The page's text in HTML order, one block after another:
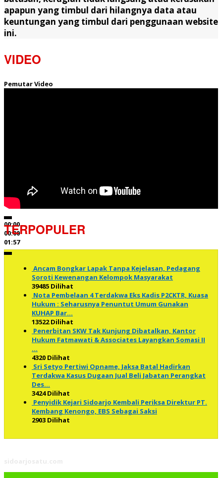
apapun yang timbul dari hilangnya data atau
keuntungan yang timbul dari penggunaan website
ini.
VIDEO
Pemutar Video
00:00
00:00
01:57
TERPOPULER
Ancam Bongkar Lapak Tanpa Kejelasan, Pedagang
Soroti Kewenangan Kelompok Masyarakat
39485 Dilihat
Nota Pembelaan 4 Terdakwa Eks Kadis P2CKTR, Kuasa
Hukum : Seharusnya Penuntut Umum Gunakan
KUHAP Bar…
13522 Dilihat
Penerbitan SKW Tak Kunjung Dibatalkan, Kantor
Hukum Fatmawati & Associates Layangkan Somasi II
…
4320 Dilihat
Sri Setyo Pertiwi Opname, Jaksa Batal Hadirkan
Terdakwa Kasus Dugaan Jual Beli Jabatan Perangkat
Des…
3424 Dilihat
Penyidik Kejari Sidoarjo Kembali Periksa Direktur PT.
Kembang Kenongo, EBS Sebagai Saksi
2903 Dilihat